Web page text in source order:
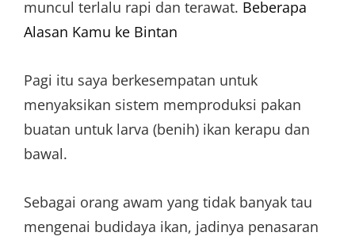
muncul terlalu rapi dan terawat. Beberapa
Alasan Kamu ke Bintan
Pagi itu saya berkesempatan untuk
menyaksikan sistem memproduksi pakan
buatan untuk larva (benih) ikan kerapu dan
bawal.
Sebagai orang awam yang tidak banyak tau
mengenai budidaya ikan, jadinya penasaran